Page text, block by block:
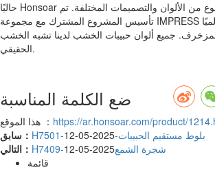
حاليًا Honsoar يتوفر أكثر من 2000 نوع من الألوان والتصميمات المختلفة. تم
تأسيس المشروع المشترك مع مجموعة IMPRESS وهي شركة مشهورة عالميًا
جميع ألوان حبيبات الخشب لدينا تشبه الخشب
الحقيقي.
ضع الكلمة المناسبة
هذا الموقع ： https://ar.honsoar.com/product/
سابق：
H7501-بلوط مستقيم الحبيبات-2025-05-12
التالي：
H7409-شجرة الشمع2025-05-12
قائمة